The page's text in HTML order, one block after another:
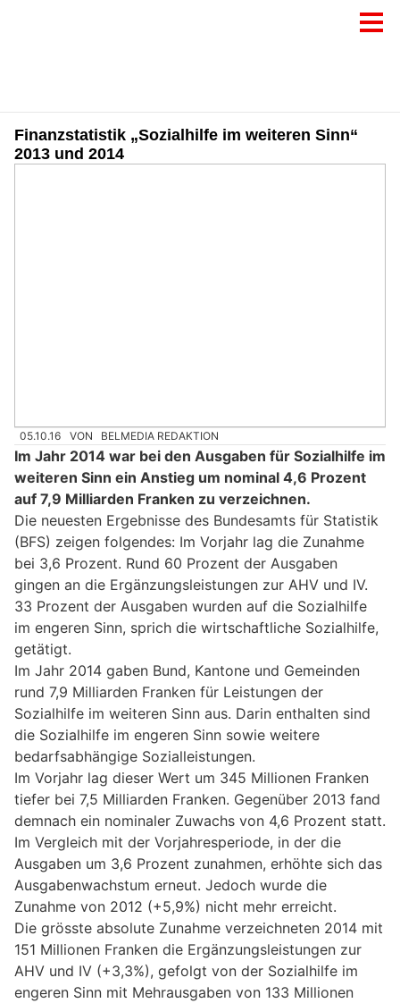
Finanzstatistik „Sozialhilfe im weiteren Sinn“
2013 und 2014
05.10.16 VON BELMEDIA REDAKTION
Im Jahr 2014 war bei den Ausgaben für Sozialhilfe im
weiteren Sinn ein Anstieg um nominal 4,6 Prozent
auf 7,9 Milliarden Franken zu verzeichnen.
Die neuesten Ergebnisse des Bundesamts für Statistik
(BFS) zeigen folgendes: Im Vorjahr lag die Zunahme
bei 3,6 Prozent. Rund 60 Prozent der Ausgaben
gingen an die Ergänzungsleistungen zur AHV und IV.
33 Prozent der Ausgaben wurden auf die Sozialhilfe
im engeren Sinn, sprich die wirtschaftliche Sozialhilfe,
getätigt.
Im Jahr 2014 gaben Bund, Kantone und Gemeinden
rund 7,9 Milliarden Franken für Leistungen der
Sozialhilfe im weiteren Sinn aus. Darin enthalten sind
die Sozialhilfe im engeren Sinn sowie weitere
bedarfsabhängige Sozialleistungen.
Im Vorjahr lag dieser Wert um 345 Millionen Franken
tiefer bei 7,5 Milliarden Franken. Gegenüber 2013 fand
demnach ein nominaler Zuwachs von 4,6 Prozent statt.
Im Vergleich mit der Vorjahresperiode, in der die
Ausgaben um 3,6 Prozent zunahmen, erhöhte sich das
Ausgabenwachstum erneut. Jedoch wurde die
Zunahme von 2012 (+5,9%) nicht mehr erreicht.
Die grösste absolute Zunahme verzeichneten 2014 mit
151 Millionen Franken die Ergänzungsleistungen zur
AHV und IV (+3,3%), gefolgt von der Sozialhilfe im
engeren Sinn mit Mehrausgaben von 133 Millionen